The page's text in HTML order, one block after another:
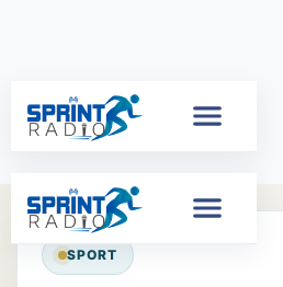
SPORT